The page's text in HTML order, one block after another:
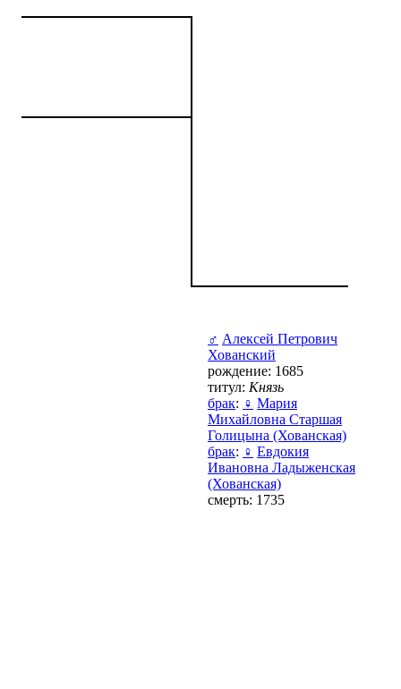
♂ Алексей Петрович
Хованский
рождение: 1685
титул: Князь
брак: ♀ Мария
Михайловна Старшая
Голицына (Хованская)
брак: ♀ Евдокия
Ивановна Ладыженская
(Хованская)
смерть: 1735